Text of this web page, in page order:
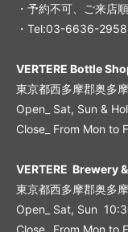
・予約不可、ご来店
・Tel:03-6636-2958
VERTERE Bottle
東京都西多摩郡奥多
Open_ Sat, Sun &
Close_ From Mon to
VERTERE Brewery
東京都西多摩郡奥多
Open_ Sat, Sun